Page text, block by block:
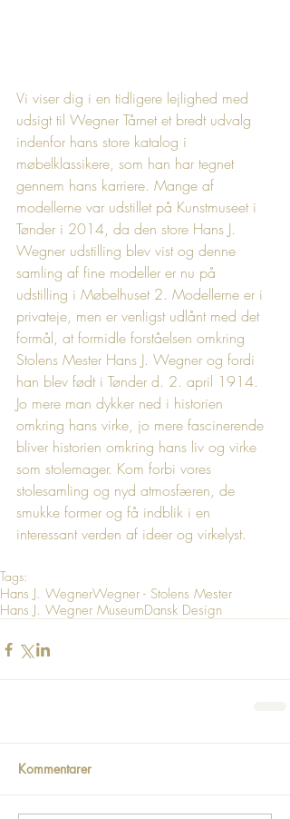
Vi viser dig i en tidligere lejlighed med
udsigt til Wegner Tårnet et bredt udvalg
indenfor hans store katalog i
møbelklassikere, som han har tegnet
gennem hans karriere. Mange af
modellerne var udstillet på Kunstmuseet i
Tønder i 2014, da den store Hans J.
Wegner udstilling blev vist og denne
samling af fine modeller er nu på
udstilling i Møbelhuset 2. Modellerne er i
privateje, men er venligst udlånt med det
formål, at formidle forståelsen omkring
Stolens Mester Hans J. Wegner og fordi
han blev født i Tønder d. 2. april 1914.
Jo mere man dykker ned i historien
omkring hans virke, jo mere fascinerende
bliver historien omkring hans liv og virke
som stolemager. Kom forbi vores
stolesamling og nyd atmosfæren, de
smukke former og få indblik i en
interessant verden af ideer og virkelyst.
Tags:
Hans J. WegnerWegner - Stolens Mester
Hans J. Wegner MuseumDansk Design
Kommentarer